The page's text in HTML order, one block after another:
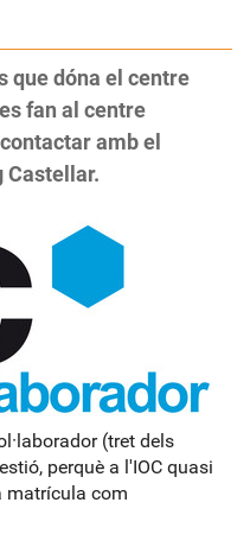
que dóna el centre
fan al centre
amb el
Castellar.
(tret dels
perquè a l'IOC quasi
matrícula com